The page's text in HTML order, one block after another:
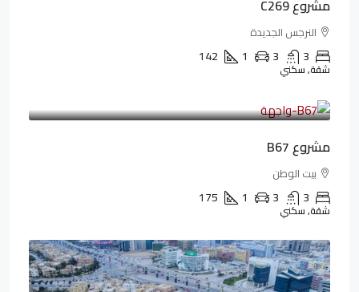
مشروع C269
النرجس الجديدة
3
3
1
142
شقة, سكني
4,550,000LE
مشروع B67
بيت الوطن
3
3
1
175
شقة, سكني